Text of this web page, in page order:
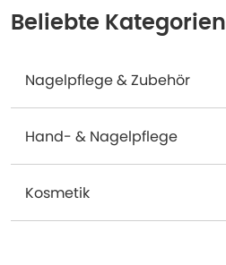
Beliebte Kategorien
Nagelpflege & Zubehör
Hand- & Nagelpflege
Kosmetik